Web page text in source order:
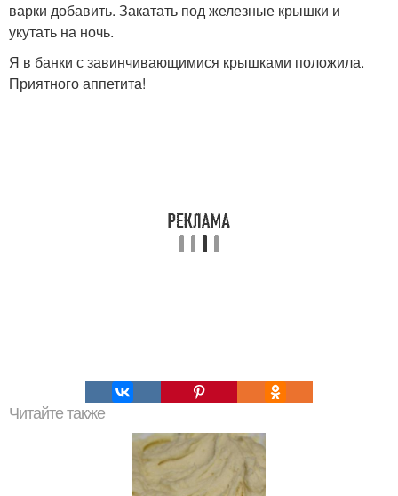
варки добавить. Закатать под железные крышки и
укутать на ночь.
Я в банки с завинчивающимися крышками положила.
Приятного аппетита!
Читайте также